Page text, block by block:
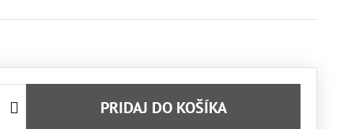
PRIDAJ DO KOŠÍKA